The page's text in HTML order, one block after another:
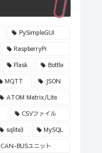
PySimpleGUI
RaspberryPi
Flask Bottle
MQTT JSON
ATOM Matrix/Lite
CSVファイル
sqlite3 MySQL
CAN-BUSユニット